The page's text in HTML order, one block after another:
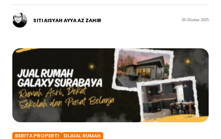
SITI AISYAH AYYA AZ ZAHIR 28 Oktober 2025
BERITA PROPERTI DIJUAL RUMAH